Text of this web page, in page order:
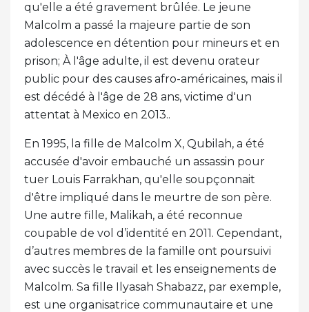
qu'elle a été gravement brûlée. Le jeune
Malcolm a passé la majeure partie de son
adolescence en détention pour mineurs et en
prison; À l'âge adulte, il est devenu orateur
public pour des causes afro-américaines, mais il
est décédé à l'âge de 28 ans, victime d'un
attentat à Mexico en 2013..
En 1995, la fille de Malcolm X, Qubilah, a été
accusée d'avoir embauché un assassin pour
tuer Louis Farrakhan, qu'elle soupçonnait
d'être impliqué dans le meurtre de son père.
Une autre fille, Malikah, a été reconnue
coupable de vol d’identité en 2011. Cependant,
d’autres membres de la famille ont poursuivi
avec succès le travail et les enseignements de
Malcolm. Sa fille Ilyasah Shabazz, par exemple,
est une organisatrice communautaire et une